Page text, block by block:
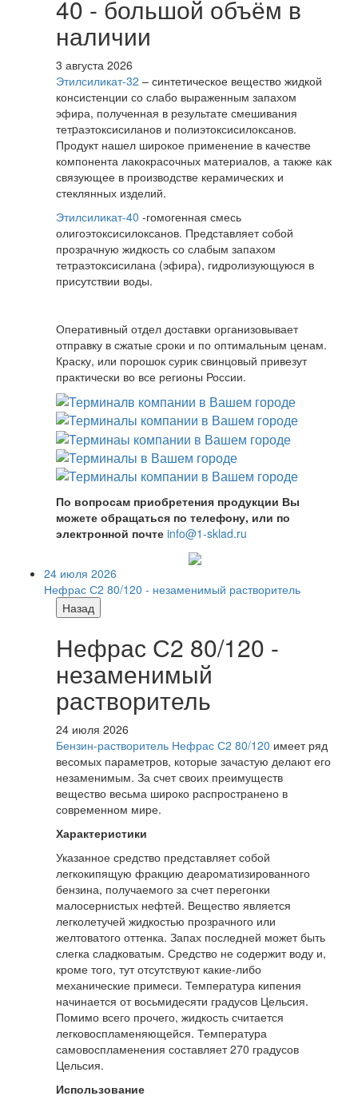
40 - большой объём в
наличии
3 августа 2026
Этилсиликат-32 – синтетическое вещество жидкой
консистенции со слабо выраженным запахом
эфира, полученная в результате смешивания
тетpаэтоксисиланов и полиэтоксисилоксанов.
Продукт нашел широкое применение в качестве
компонента лакокрасочных материалов, а также как
связующее в производстве керамических и
стеклянных изделий.
Этилсиликат-40 -гомогенная смесь
олигоэтоксисилоксанов. Представляет собой
прозрачную жидкость со слабым запахом
тетраэтоксисилана (эфира), гидролизующуюся в
присутствии воды.
Оперативный отдел доставки организовывает
отправку в сжатые сроки и по оптимальным ценам.
Краску, или порошок сурик свинцовый привезут
практически во все регионы России.
По вопросам приобретения продукции Вы
можете обращаться по телефону, или по
электронной почте info@1-sklad.ru
24 июля 2026
Нефрас С2 80/120 - незаменимый растворитель
Назад
Нефрас С2 80/120 -
незаменимый
растворитель
24 июля 2026
Бензин-растворитель Нефрас С2 80/120 имеет ряд
весомых параметров, которые зачастую делают его
незаменимым. За счет своих преимуществ
вещество весьма широко распространено в
современном мире.
Характеристики
Указанное средство представляет собой
легкокипящую фракцию деароматизированного
бензина, получаемого за счет перегонки
малосернистых нефтей. Вещество является
легколетучей жидкостью прозрачного или
желтоватого оттенка. Запах последней может быть
слегка сладковатым. Средство не содержит воду и,
кроме того, тут отсутствуют какие-либо
механические примеси. Температура кипения
начинается от восьмидесяти градусов Цельсия.
Помимо всего прочего, жидкость считается
легковоспламеняющейся. Температура
самовоспламенения составляет 270 градусов
Цельсия.
Использование